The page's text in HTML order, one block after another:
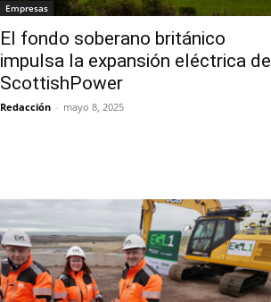
Empresas
El fondo soberano británico
impulsa la expansión eléctrica de
ScottishPower
Redacción - mayo 8, 2025